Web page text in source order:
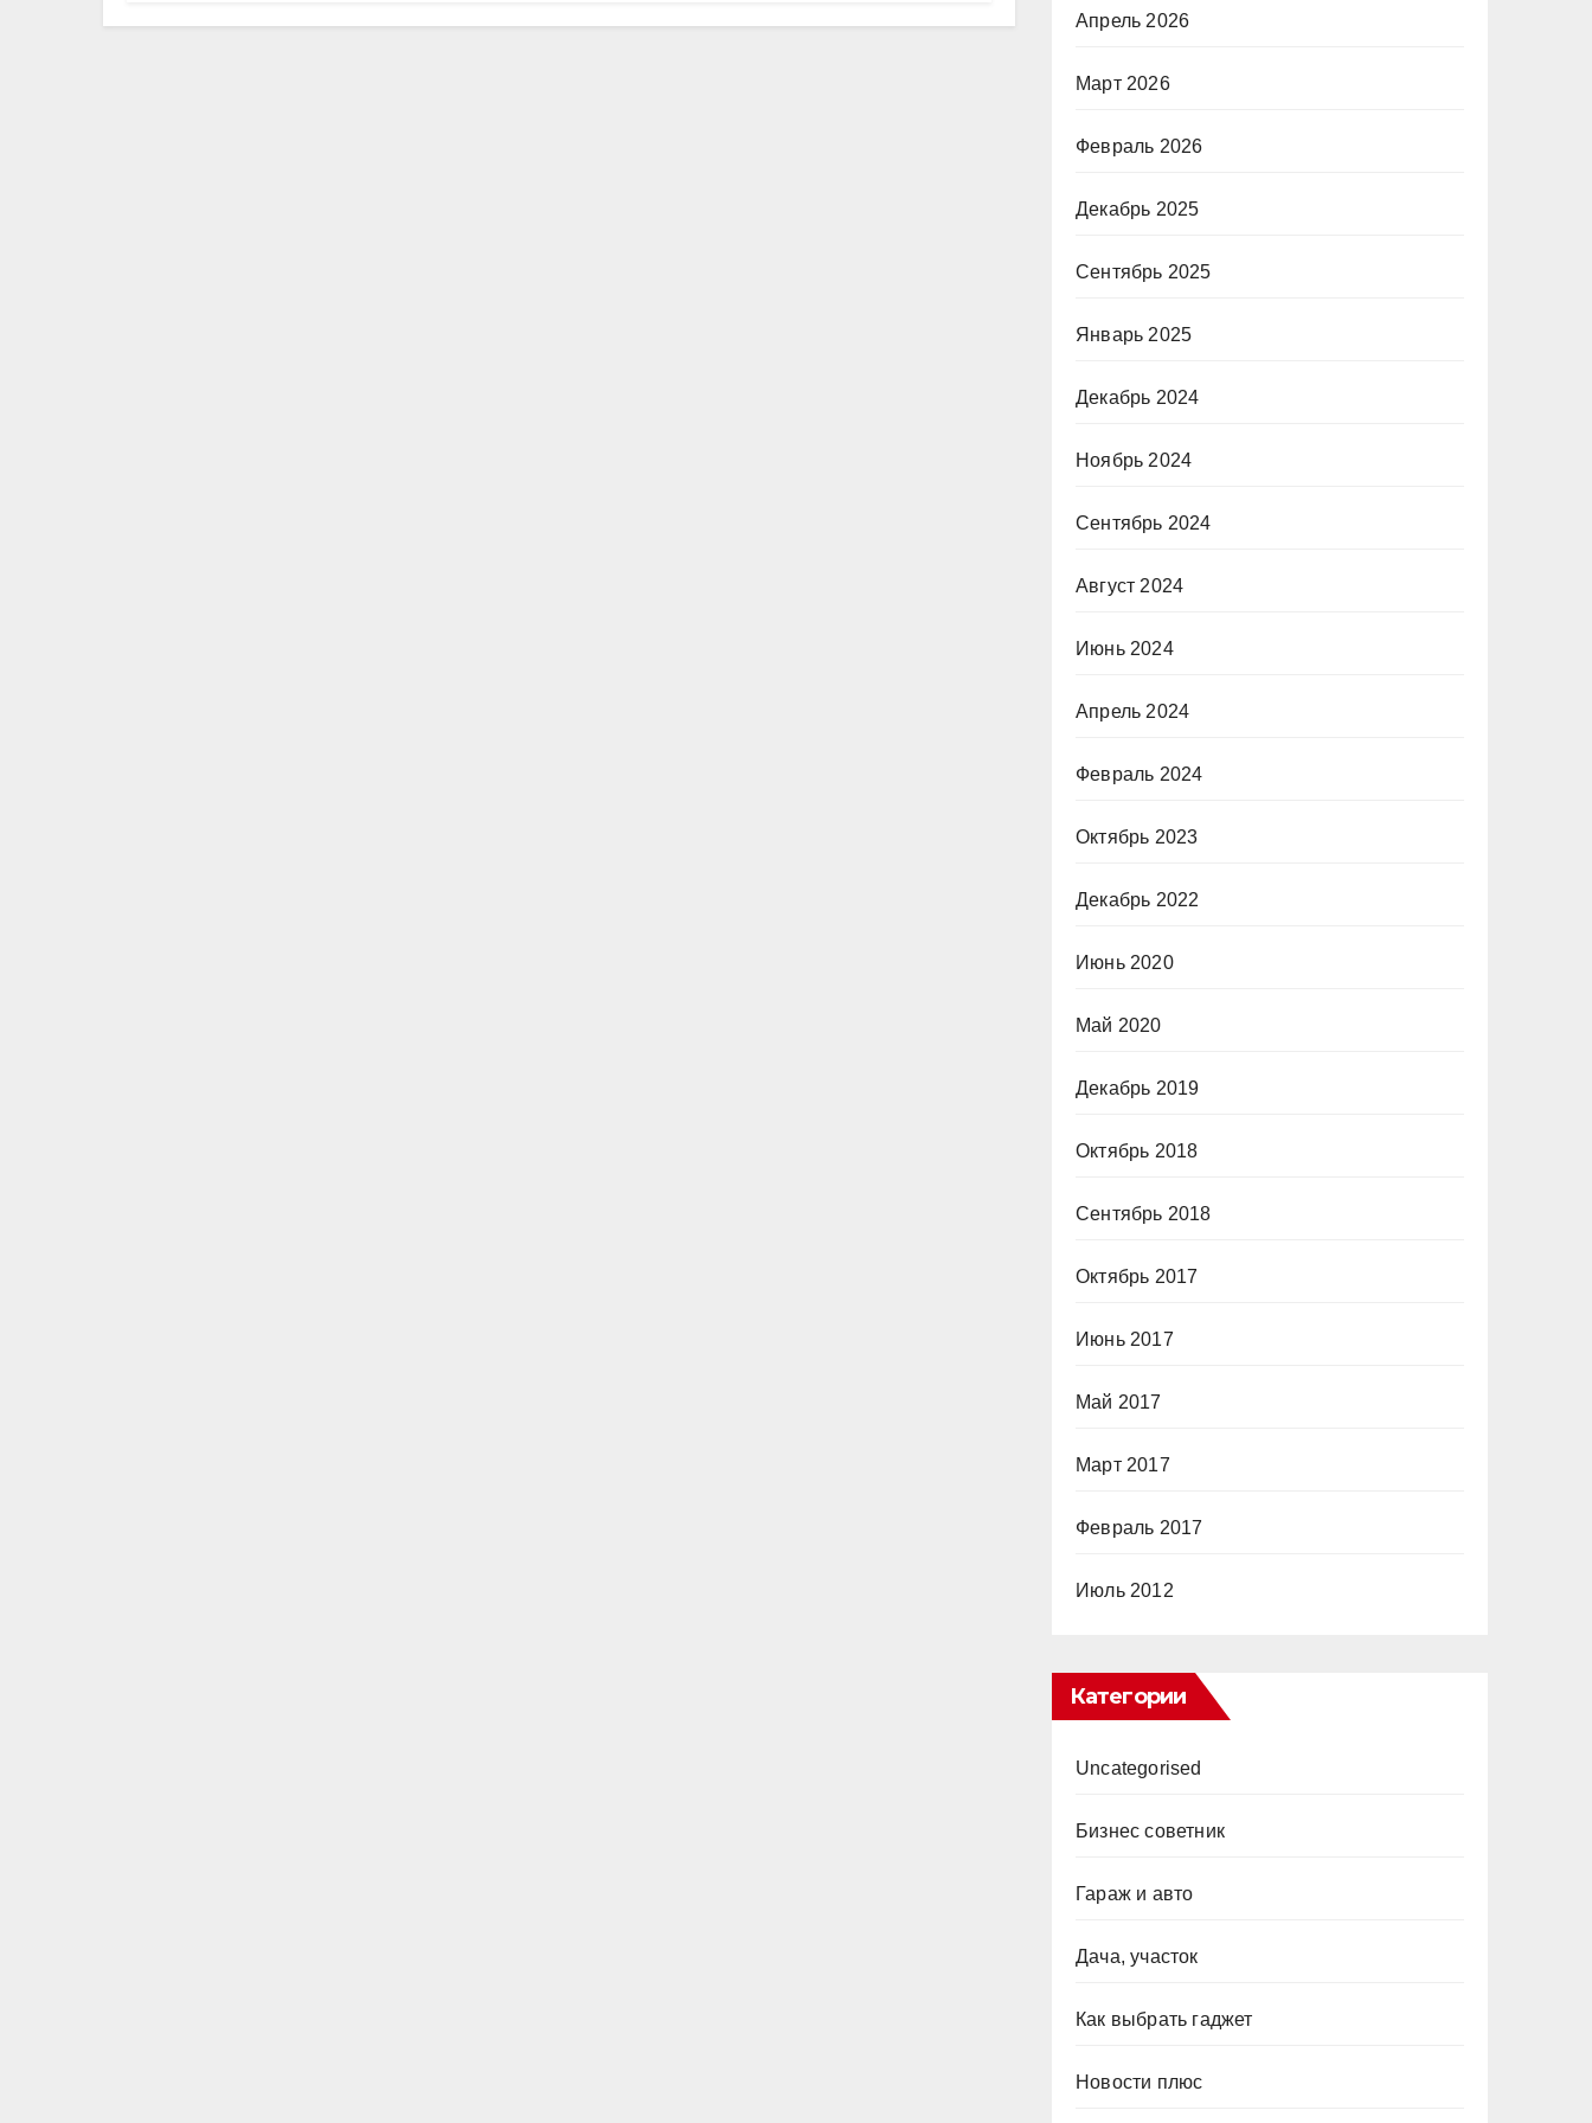
Апрель 2026
Март 2026
Февраль 2026
Декабрь 2025
Сентябрь 2025
Январь 2025
Декабрь 2024
Ноябрь 2024
Сентябрь 2024
Август 2024
Июнь 2024
Апрель 2024
Февраль 2024
Октябрь 2023
Декабрь 2022
Июнь 2020
Май 2020
Декабрь 2019
Октябрь 2018
Сентябрь 2018
Октябрь 2017
Июнь 2017
Май 2017
Март 2017
Февраль 2017
Июль 2012
Категории
Uncategorised
Бизнес советник
Гараж и авто
Дача, участок
Как выбрать гаджет
Новости плюс